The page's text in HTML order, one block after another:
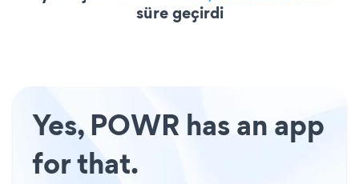
süre geçirdi
Yes, POWR has an app
for that.